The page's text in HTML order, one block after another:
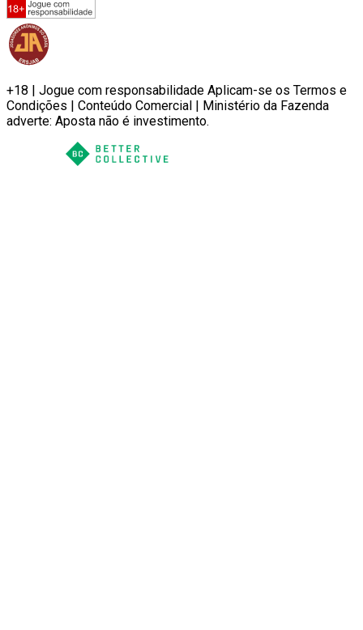
+18 | Jogue com responsabilidade Aplicam-se os Termos e
Condições | Conteúdo Comercial | Ministério da Fazenda
adverte: Aposta não é investimento.